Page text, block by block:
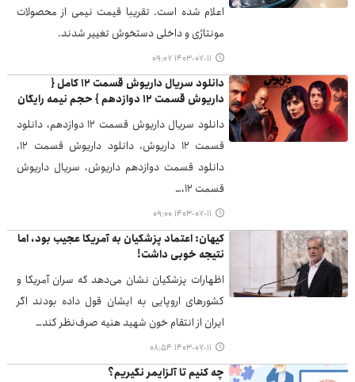
اعلام شده است. تقریبا قیمت نیمی از محصولات
مونتاژی و داخلی دستخوش تغییر شدند.
۱۴۰۳-۰۷-۱۱ ۰۹:۰۷
دانلود سریال داریوش قسمت ۱۲ کامل {
داریوش قسمت ۱۲ دوازدهم } حجم نیمه رایگان
دانلود سریال داریوش قسمت ۱۲ دوازدهم، دانلود
قسمت ۱۲ داریوش، دانلود داریوش قسمت ۱۲،
دانلود قسمت دوازدهم داریوش، سریال داریوش
قسمت ۱۲،…
۱۴۰۳-۰۷-۱۱ ۰۹:۰۰
کیهان: اعتماد پزشکیان به آمریکا عجیب بود، اما
نتیجه خوبی داشت!
اظهارات پزشکیان نشان می‌دهد که سران آمریکا و
کشورهای اروپایی به ایشان قول داده بودند اگر
ایران از انتقام خون شهید هنیه صرف‌نظر کند…
۱۴۰۳-۰۷-۱۱ ۰۸:۵۴
چه کنیم تا آلزایمر نگیریم؟